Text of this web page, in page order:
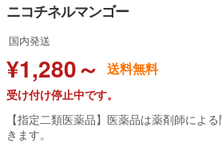
ニコチネルマンゴー
国内発送
¥1,280～ 送料無料
受け付け停止中です。
【指定二類医薬品】医薬品は薬剤師によ
きます。